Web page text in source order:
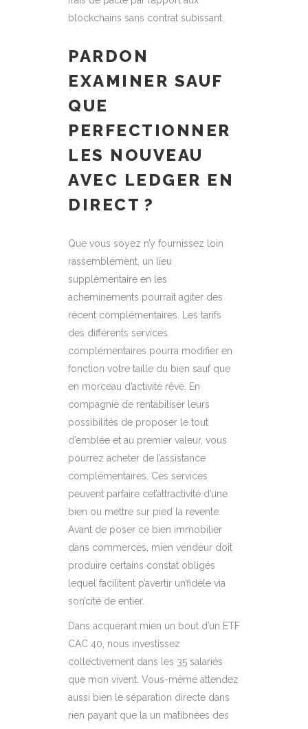
blockchains sans contrat subissant.
PARDON
EXAMINER SAUF
QUE
PERFECTIONNER
LES NOUVEAU
AVEC LEDGER EN
DIRECT ?
Que vous soyez n’y fournissez loin
rassemblement, un lieu
supplémentaire en les
acheminements pourrait agiter des
récent complémentaires. Les tarifs
des différents services
complémentaires pourra modifier en
fonction votre taille du bien sauf que
en morceau d’activité rêvé. En
compagnie de rentabiliser leurs
possibilités de proposer le tout
d’emblée et au premier valeur, vous
pourrez acheter de l’assistance
complémentaires. Ces services
peuvent parfaire cet’attractivité d’une
bien ou mettre sur pied la revente.
Avant de poser ce bien immobilier
dans commerces, mien vendeur doit
produire certains constat obligés
lequel facilitent p’avertir un’fidèle via
son’cité de entier.
Dans acquérant mien un bout d’un ETF
CAC 40, nous investissez
collectivement dans les 35 salariés
que mon vivent. Vous-même attendez
aussi bien le séparation directe dans
rien payant que la un matibnées des